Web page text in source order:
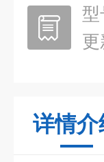
型
更
详情介